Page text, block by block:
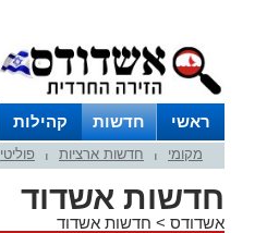
ראשי חדשות קהילות
מקומי חדשות ארציות פוליטי
חדשות אשדוד
אשדודס > חדשות אשדוד